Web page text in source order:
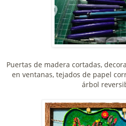
Puertas de madera cortadas,
en ventanas, tejados de papel
árbol